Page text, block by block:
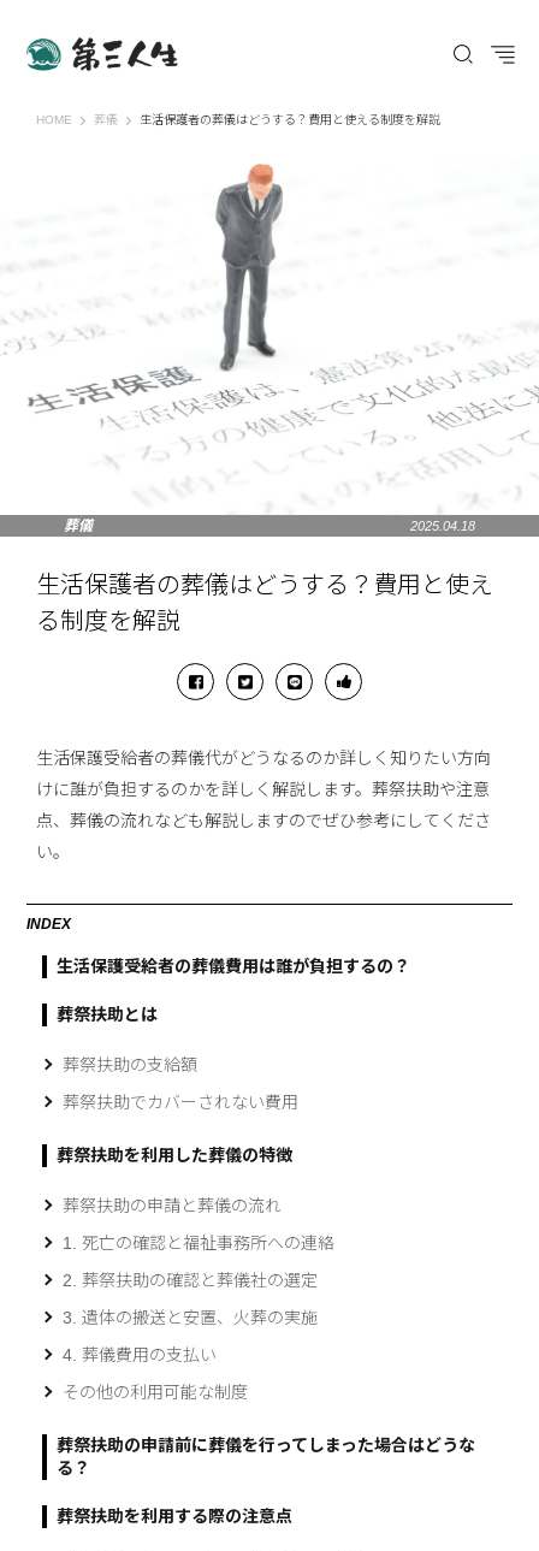
HOME 第三人生 〜寄り道の歩き方〜
葬儀 生活保護者の葬儀はどうする？費用と使える制度を解説
葬儀 2025.04.18
生活保護者の葬儀はどうする？費用と使え
る制度を解説
生活保護受給者の葬儀代がどうなるのか詳しく知りたい方向
けに誰が負担するのかを詳しく解説します。葬祭扶助や注意
点、葬儀の流れなども解説しますのでぜひ参考にしてくださ
い。
INDEX
生活保護受給者の葬儀費用は誰が負担するの？
葬祭扶助とは
葬祭扶助の支給額
葬祭扶助でカバーされない費用
葬祭扶助を利用した葬儀の特徴
葬祭扶助の申請と葬儀の流れ
1. 死亡の確認と福祉事務所への連絡
2. 葬祭扶助の確認と葬儀社の選定
3. 遺体の搬送と安置、火葬の実施
4. 葬儀費用の支払い
その他の利用可能な制度
葬祭扶助の申請前に葬儀を行ってしまった場合はどうな
る？
葬祭扶助を利用する際の注意点